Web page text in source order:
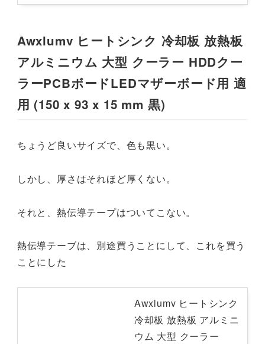
Awxlumv ヒートシンク 冷却板 放熱板
アルミニウム 大型 クーラー HDDクー
ラーPCBボードLEDマザーボード用 適
用 (150 x 93 x 15 mm 黒)
ちょうど良いサイズで、色も黒い。
しかし、厚さはそれほど厚くない。
それと、熱伝導テープはついてこない。
熱伝導テーブは、別途買うことにして、これを買う
ことにした
Awxlumv ヒートシンク
冷却板 放熱板 アルミニ
ウム 大型 クーラー